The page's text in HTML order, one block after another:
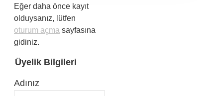
Eğer daha önce kayıt
olduysanız, lütfen
oturum açma sayfasına
gidiniz.
Üyelik Bilgileri
Adınız